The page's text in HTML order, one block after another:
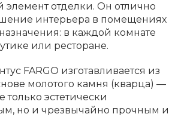
элемент отделки. Он отлично
интерьера в помещениях
в каждой комнате
или ресторане.
FARGO изготавливается из
молотого камня (кварца) —
только эстетически
но и чрезвычайно прочным и